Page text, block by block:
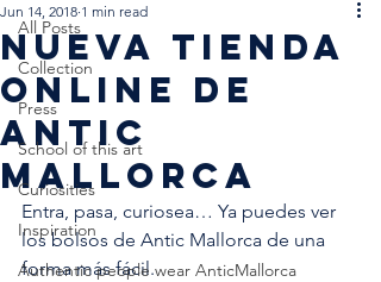
All Posts
Collection
Press
School of this art
Curiosities
Inspiration
Authentic people wear AnticMallorca
Nueva tienda
online de
Antic
Mallorca
Jun 14, 2018 1 min read
Entra, pasa, curiosea… Ya puedes ver
los bolsos de Antic Mallorca de una
forma más fácil.